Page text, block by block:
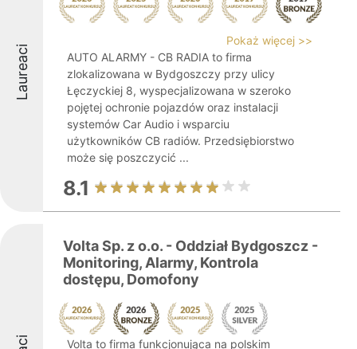
Laureaci
Pokaż więcej >>
AUTO ALARMY - CB RADIA to firma
zlokalizowana w Bydgoszczy przy ulicy
Łęczyckiej 8, wyspecjalizowana w szeroko
pojętej ochronie pojazdów oraz instalacji
systemów Car Audio i wsparciu
użytkowników CB radiów. Przedsiębiorstwo
może się poszczycić ...
8.1
Volta Sp. z o.o. - Oddział Bydgoszcz -
Monitoring, Alarmy, Kontrola
dostępu, Domofony
Volta to firma funkcjonująca na polskim